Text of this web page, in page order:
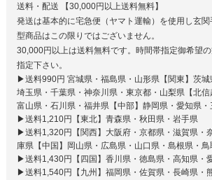
送料・配送 【30,000円以上送料無料】
発送は基本的に宅急便（ヤマト運輸）を使用し玄
型商品はこの限りではございません。
30,000円以上は送料無料です。時間帯指定御希望
指定下さい。
▶送料990円 宮城県・福島県・山形県【関東】茨城
埼玉県・千葉県・神奈川県・東京都・山梨県【北信
富山県・石川県・福井県【中部】静岡県・愛知県
▶送料1,210円【東北】青森県・秋田県・岩手県
▶送料1,320円【関西】大阪府・京都県・滋賀県・
庫県【中国】岡山県・広島県・山口県・島根県・鳥
▶送料1,430円【四国】香川県・徳島県・高知県・
▶送料1,540円【九州】福岡県・佐賀県・長崎県・